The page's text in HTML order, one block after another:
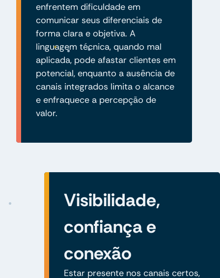
enfrentem dificuldade em
comunicar seus diferenciais de
forma clara e objetiva. A
linguagem técnica, quando mal
aplicada, pode afastar clientes em
potencial, enquanto a ausência de
canais integrados limita o alcance
e enfraquece a percepção de
valor.
Visibilidade,
confiança e
conexão
Estar presente nos canais certos,